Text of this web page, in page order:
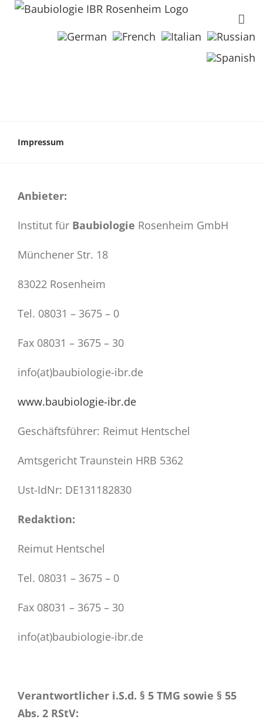
Impressum
Anbieter:
Institut für Baubiologie Rosenheim GmbH
Münchener Str. 18
83022 Rosenheim
Tel. 08031 – 3675 – 0
Fax 08031 – 3675 – 30
info(at)baubiologie-ibr.de
www.baubiologie-ibr.de
Geschäftsführer: Reimut Hentschel
Amtsgericht Traunstein HRB 5362
Ust-IdNr: DE131182830
Redaktion:
Reimut Hentschel
Tel. 08031 – 3675 – 0
Fax 08031 – 3675 – 30
info(at)baubiologie-ibr.de
Verantwortlicher i.S.d. § 5 TMG sowie § 55
Abs. 2 RStV: